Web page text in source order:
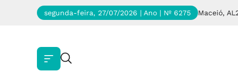
segunda-feira, 27/07/2026 | Ano | Nº 6275 Maceió, AL